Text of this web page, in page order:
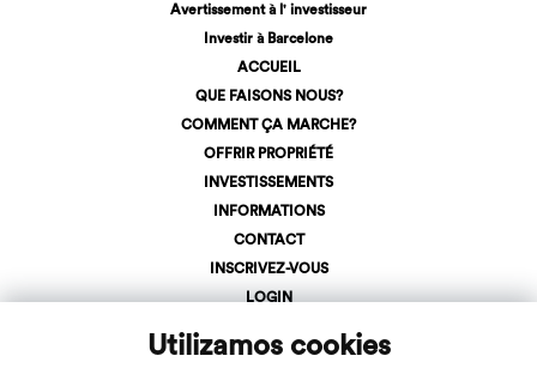
Utilizamos cookies
Avertissement à l' investisseur
Investir à Barcelone
ACCUEIL
QUE FAISONS NOUS?
COMMENT ÇA MARCHE?
OFFRIR PROPRIÉTÉ
INVESTISSEMENTS
INFORMATIONS
CONTACT
INSCRIVEZ-VOUS
LOGIN
info@inveslar.com